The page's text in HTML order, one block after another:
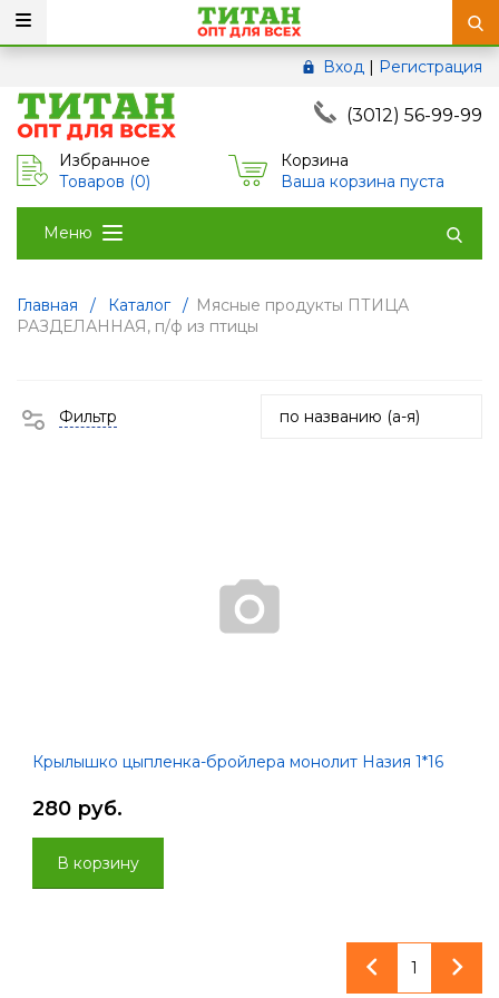
Вход | Регистрация
(3012) 56-99-99
Избранное
Товаров (0)
Корзина
Ваша корзина пуста
Меню
Главная / Каталог / Мясные продукты ПТИЦА
РАЗДЕЛАННАЯ, п/ф из птицы
Фильтр
Крылышко цыпленка-бройлера монолит Назия 1*16
280 руб.
В корзину
1